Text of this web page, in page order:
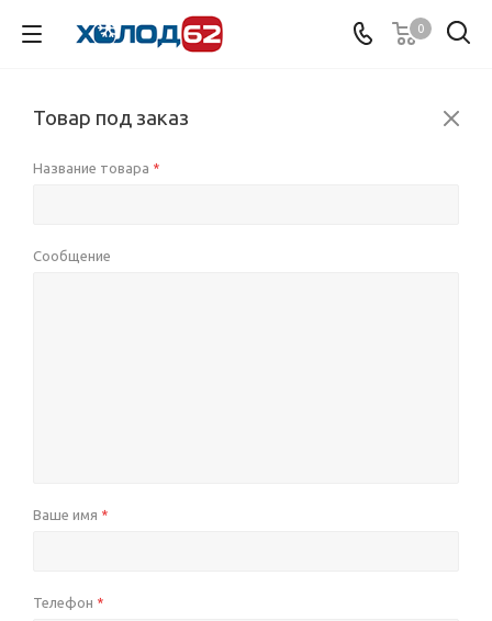
0
Товар под заказ
Название товара *
Сообщение
Ваше имя *
Телефон *